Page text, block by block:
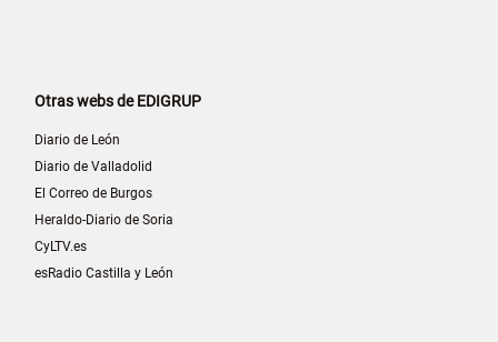
Otras webs de EDIGRUP
Diario de León
Diario de Valladolid
El Correo de Burgos
Heraldo-Diario de Soria
CyLTV.es
esRadio Castilla y León